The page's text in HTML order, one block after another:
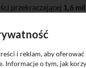
przekraczającej 1,6
monitorowana przez
i reklam, aby
Informacje o tym, jak